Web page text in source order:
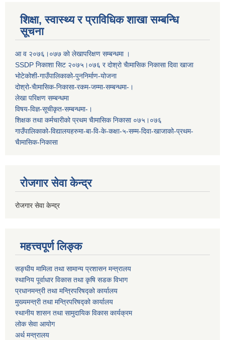
शिक्षा, स्वास्थ्य र प्राविधिक शाखा सम्बन्धि
सूचना
आ व २०७६।०७७ काे लेखापरिक्षण सम्बन्धमा ।
SSDP निकाशा सिट २०७५।०७६ र दोश्रो चैामासिक निकासा दिवा खाजा
भोटेकोशी-गाउँपालिकाको-पुननिर्माण-योजना
दोश्रो-चैामासिक-निकासा-रकम-जम्मा-सम्बन्धमा-।
लेखा परिक्षण सम्बन्धमा
विषय-विज्ञ-सूचीकृत-सम्बन्धमा-।
शिक्षक तथा कर्मचारीको प्रथम च‌ैामासिक निकासा ०७५।०७६
गाउँपालिकाको-विद्यालयहरुमा-बा-वि-के-कक्षा-५-सम्म-दिवा-खाजाको-प्रथम-
चैामासिक-निकासा
रोजगार सेवा केन्द्र
रोजगार सेवा केन्द्र
महत्त्वपूर्ण लिङ्क
सङ्घीय मामिला तथा सामान्य प्रशासन मन्त्रालय
स्थानिय पूर्वाधार विकास तथा कृषि सडक विभाग
प्रधानमन्त्री तथा मन्त्रिपरिषद्को कार्यालय
मुख्यमन्त्री तथा मन्त्रिपरिषद्को कार्यालय
स्थानीय शासन तथा सामुदायिक विकास कार्यक्रम
लोक सेवा आयोग
अर्थ मन्त्रालय